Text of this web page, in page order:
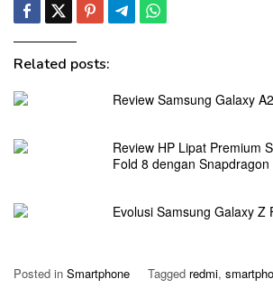
Related posts:
Review Samsung Galaxy
Review HP Lipat Premium
Fold 8 dengan
Evolusi Samsung Galaxy Z
Posted in Smartphone Tagged redmi,